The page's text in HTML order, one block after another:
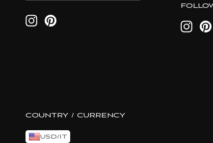
InstagramPinterest
COUNTRY / CURRENCY
USD/IT